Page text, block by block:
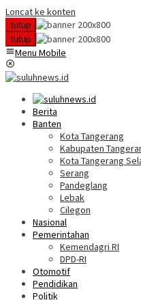
Loncat ke konten
tutup
tutup
Menu Mobile
Berita
Banten
Kota Tangerang
Kabupaten
Kota Tangerang
Serang
Pandeglang
Lebak
Cilegon
Nasional
Pemerintahan
Kemendagri RI
DPD-RI
Otomotif
Pendidikan
Politik